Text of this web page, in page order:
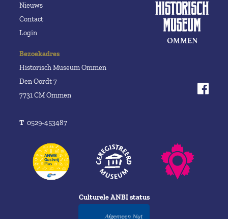
Bezoekadres
Historisch Museum Ommen
Den Oordt 7
7731 CM Ommen
T 0529-453487
Nieuws
Contact
Login
Culturele ANBI status